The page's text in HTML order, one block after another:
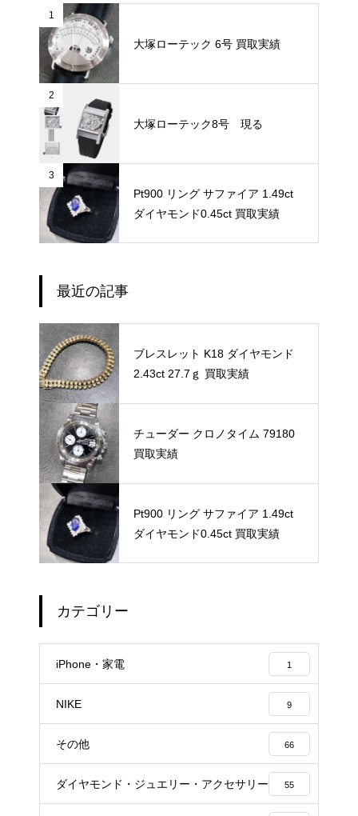
1
大塚ローテック 6号 買取実績
2
大塚ローテック8号 現る
3
Pt900 リング サファイア 1.49ct
ダイヤモンド0.45ct 買取実績
最近の記事
ブレスレット K18 ダイヤモンド
2.43ct 27.7ｇ 買取実績
チューダー クロノタイム 79180
買取実績
Pt900 リング サファイア 1.49ct
ダイヤモンド0.45ct 買取実績
カテゴリー
iPhone・家電 1
NIKE 9
その他 66
ダイヤモンド・ジュエリー・アクセサリー 55